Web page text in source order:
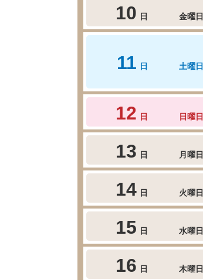
10 日 金曜日
11 日 土曜日
12 日 日曜日
13 日 月曜日
14 日 火曜日
15 日 水曜日
16 日 木曜日